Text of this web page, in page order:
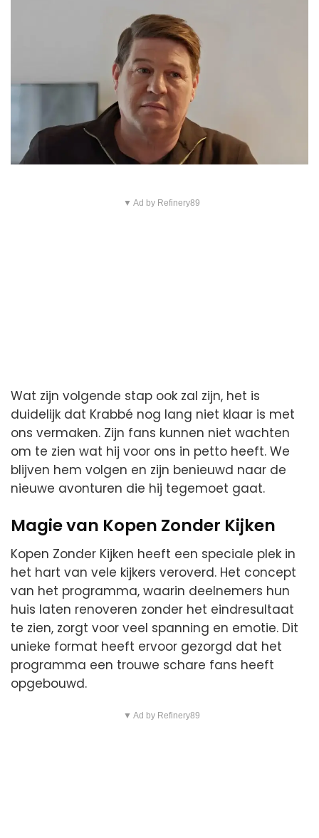
▼ Ad by Refinery89
Wat zijn volgende stap ook zal zijn, het is
duidelijk dat Krabbé nog lang niet klaar is met
ons vermaken. Zijn fans kunnen niet wachten
om te zien wat hij voor ons in petto heeft. We
blijven hem volgen en zijn benieuwd naar de
nieuwe avonturen die hij tegemoet gaat.
Magie van Kopen Zonder Kijken
Kopen Zonder Kijken heeft een speciale plek in
het hart van vele kijkers veroverd. Het concept
van het programma, waarin deelnemers hun
huis laten renoveren zonder het eindresultaat
te zien, zorgt voor veel spanning en emotie. Dit
unieke format heeft ervoor gezorgd dat het
programma een trouwe schare fans heeft
opgebouwd.
▼ Ad by Refinery89